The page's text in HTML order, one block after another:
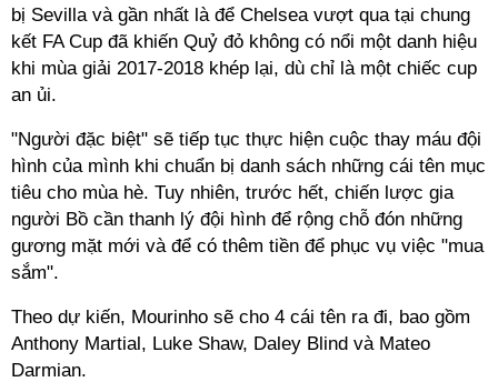
bị Sevilla và gần nhất là để Chelsea vượt qua tại chung
kết FA Cup đã khiến Quỷ đỏ không có nổi một danh hiệu
khi mùa giải 2017-2018 khép lại, dù chỉ là một chiếc cup
an ủi.
"Người đặc biệt" sẽ tiếp tục thực hiện cuộc thay máu đội
hình của mình khi chuẩn bị danh sách những cái tên mục
tiêu cho mùa hè. Tuy nhiên, trước hết, chiến lược gia
người Bồ cần thanh lý đội hình để rộng chỗ đón những
gương mặt mới và để có thêm tiền để phục vụ việc "mua
sắm".
Theo dự kiến, Mourinho sẽ cho 4 cái tên ra đi, bao gồm
Anthony Martial, Luke Shaw, Daley Blind và Mateo
Darmian.